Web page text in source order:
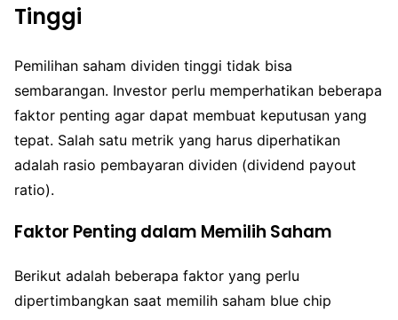
Tinggi
Pemilihan saham dividen tinggi tidak bisa
sembarangan. Investor perlu memperhatikan beberapa
faktor penting agar dapat membuat keputusan yang
tepat. Salah satu metrik yang harus diperhatikan
adalah rasio pembayaran dividen (dividend payout
ratio).
Faktor Penting dalam Memilih Saham
Berikut adalah beberapa faktor yang perlu
dipertimbangkan saat memilih saham blue chip